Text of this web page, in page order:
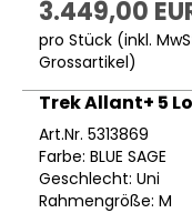
3.449,00
pro Stück (inkl.
Grossartikel)
Trek Allant+ 5
Art.Nr. 5313869
Farbe: BLUE SAGE
Geschlecht: Uni
Rahmengröße: M